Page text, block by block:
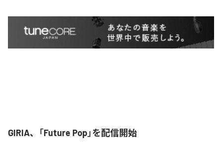
GIRIA、「Future Pop」を配信開始